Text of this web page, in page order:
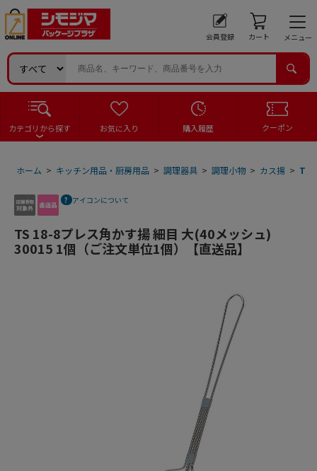
会員登録 カート メニュー
カテゴリから探す お気に入り 購入履歴 クーポン
ホーム > キッチン用品・厨房用品 > 調理器具 > 調理小物 > カス揚 > TS
アイコンについて
TS 18-8プレス角かす揚 細目 大(40メッシュ)
30015 1個（ご注文単位1個）【直送品】